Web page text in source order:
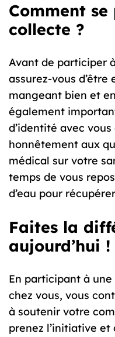
Comment
collecte ?
Avant de participer
assurez-vous d’être
mangeant bien et
également
d’identité avec
honnêtement aux
médical sur votre
temps de vous
d’eau pour
Faites la
aujourd’hui !
En participant à
chez vous, vous
à soutenir votre
prenez l’initiative